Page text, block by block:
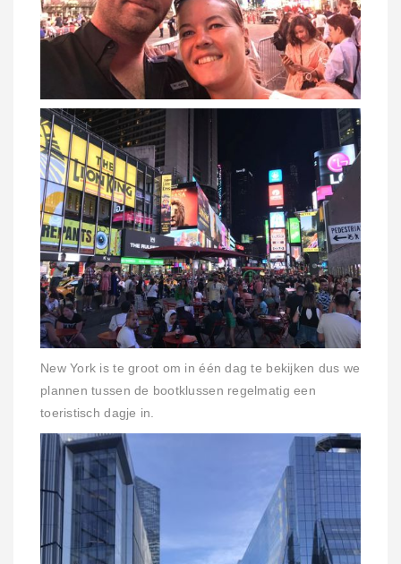
New York is te groot om in één dag te bekijken dus we
plannen tussen de bootklussen regelmatig een
toeristisch dagje in.